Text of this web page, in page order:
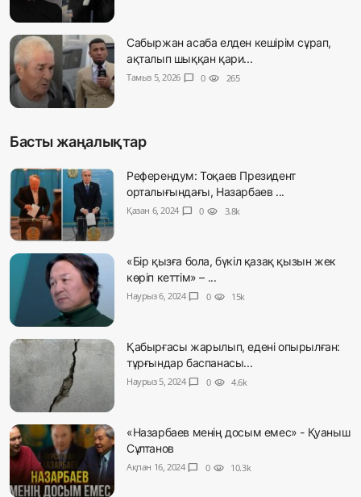
Сабыржан асаба елден кешірім сұрап,
ақталып шыққан қари...
Тамыз 5, 2026 chat_bubble 0 visibility 265
Басты жаңалықтар
Референдум: Тоқаев Президент
орталығындағы, Назарбаев ...
Қазан 6, 2024 chat_bubble 0 visibility 3.8k
«Бір қызға бола, бүкіл қазақ қызын жек
көріп кеттім» – ...
Наурыз 6, 2024 chat_bubble 0 visibility 15k
Қабырғасы жарылып, едені опырылған:
тұрғындар баспанасы...
Наурыз 5, 2024 chat_bubble 0 visibility 4.6k
«Назарбаев менің досым емес» - Қуаныш
Сұлтанов
Ақпан 16, 2024 chat_bubble 0 visibility 10.3k